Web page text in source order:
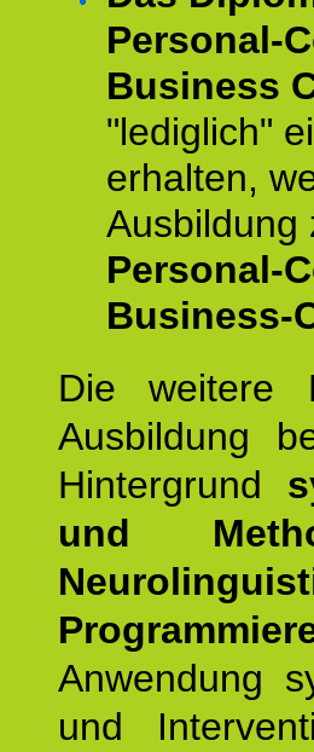
Personal-
Business
"lediglich"
erhalten,
Ausbildung
Personal-
Business-
Die weitere
Ausbildung
Hintergrund
und
Anwendung
und